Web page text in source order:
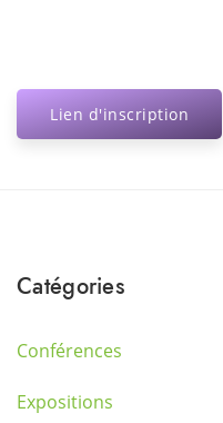
Lien d'inscription
Catégories
Conférences
Expositions